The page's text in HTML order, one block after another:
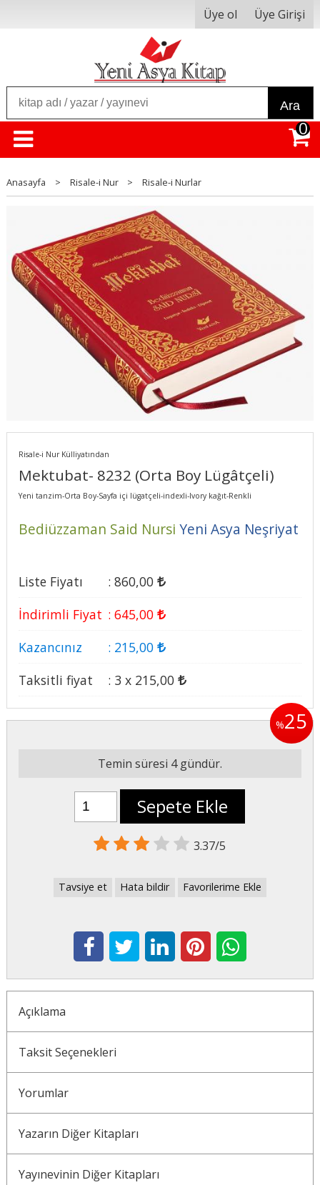
Üye ol Üye Girişi
Ara
0
Anasayfa > Risale-i Nur > Risale-i Nurlar
Risale-i Nur Külliyatından
Mektubat- 8232 (Orta Boy Lügâtçeli)
Yeni tanzim-Orta Boy-Sayfa içi lügatçeli-indexli-Ivory kağıt-Renkli
Bediüzzaman Said Nursi Yeni Asya Neşriyat
Liste Fiyatı : 860,00
İndirimli Fiyat : 645,00
Kazancınız
: 215,00
Taksitli fiyat
: 3 x 215,00
%25
Temin süresi 4 gündür.
Sepete Ekle
3.37/5
Tavsiye et Hata bildir Favorilerime Ekle
Açıklama
Taksit Seçenekleri
Yorumlar
Yazarın Diğer Kitapları
Yayınevinin Diğer Kitapları